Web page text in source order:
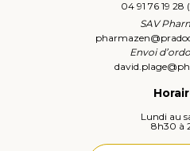
04 91 76 19 28
SAV
pharmazen@
Envoi
david.plage@
Lundi au
8h30 à